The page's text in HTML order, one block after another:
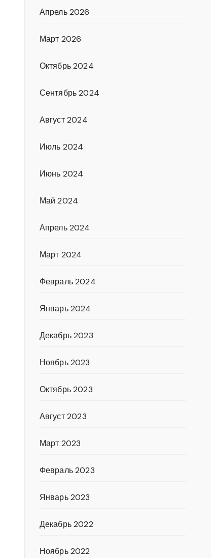
Апрель 2026
Март 2026
Октябрь 2024
Сентябрь 2024
Август 2024
Июль 2024
Июнь 2024
Май 2024
Апрель 2024
Март 2024
Февраль 2024
Январь 2024
Декабрь 2023
Ноябрь 2023
Октябрь 2023
Август 2023
Март 2023
Февраль 2023
Январь 2023
Декабрь 2022
Ноябрь 2022